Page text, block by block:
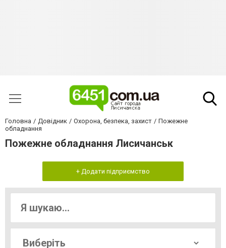
Головна Довідник Охорона, безпека, захист
Пожежне
обладнання
Пожежне обладнання Лисичанськ
+ Додати підприємство